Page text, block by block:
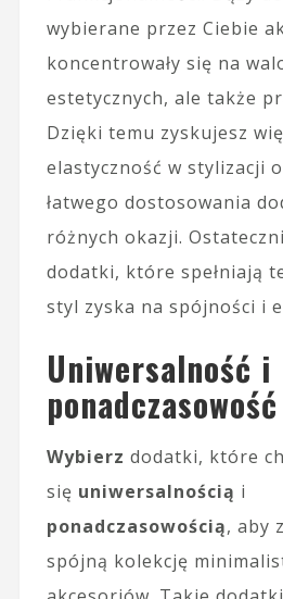
wybierane przez Ciebie
koncentrowały się na
estetycznych, ale także
Dzięki temu zyskujesz
elastyczność w stylizacji
łatwego dostosowania
różnych okazji.
dodatki, które spełniają
styl zyska na spójności i
Uniwersalność i
ponadczasowość
Wybierz dodatki, które
się uniwersalnością i
ponadczasowością, aby
spójną kolekcję